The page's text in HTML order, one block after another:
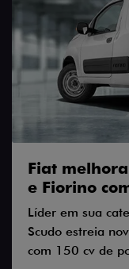
Fiat
e Fiorino
Líder em sua
Scudo estreia
com 150 cv de